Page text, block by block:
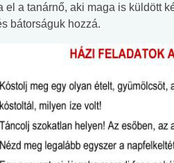
el a tanárnő, aki maga is küldött
bátorságuk hozzá.